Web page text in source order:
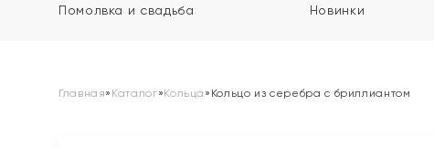
Помолвка и свадьба Новинки
Главная» Каталог»Кольца » Кольцо из серебра с бриллиантом